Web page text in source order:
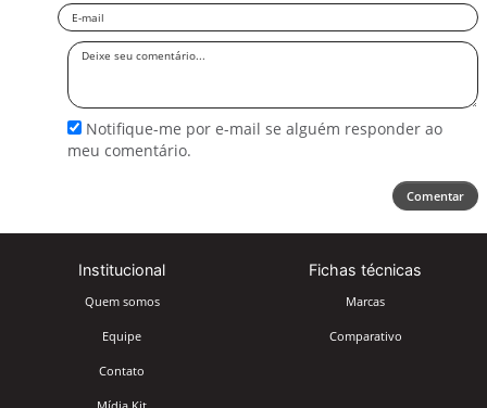
Email
Deixe
Notifique-me por e-mail se alguém responder ao
meu comentário.
Comentar
Institucional
Quem somos
Equipe
Contato
Fichas técnicas
Marcas
Comparativo